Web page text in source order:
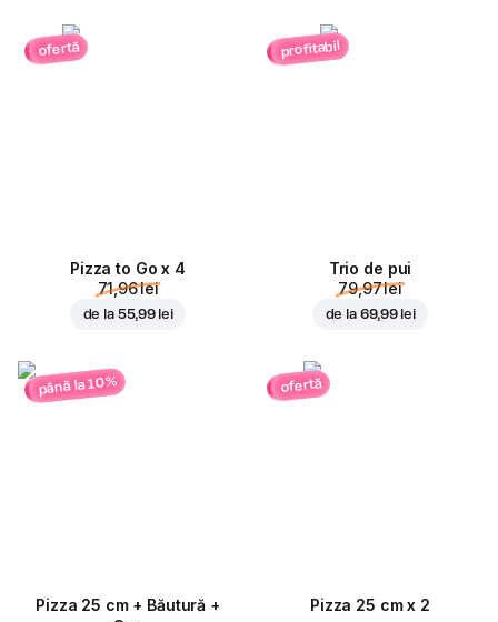
ofertă
Pizza to Go x 4
71,96 lei
de la 55,99 lei
profitabil
Trio de pui
79,97 lei
de la 69,99 lei
până la 10%
Pizza 25 cm + Băutură +
ofertă
Pizza 25 cm x 2